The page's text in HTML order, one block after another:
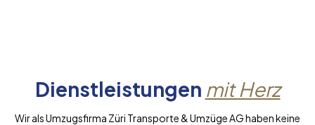
Dienstleistungen mit Herz
Wir als Umzugsfirma Züri Transporte & Umzüge AG haben keine